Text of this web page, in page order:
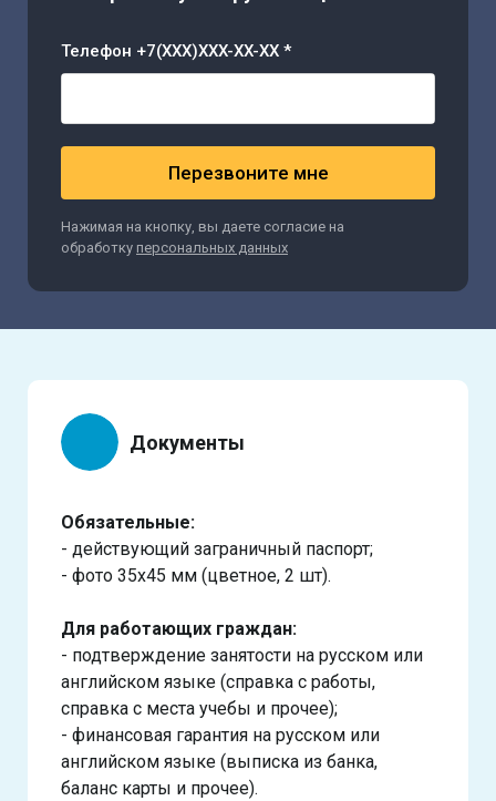
Телефон +7(XXX)XXX-XX-XX *
Перезвоните мне
Нажимая на кнопку, вы даете согласие на
обработку персональных данных
Документы
Обязательные:
- действующий заграничный паспорт;
- фото 35х45 мм (цветное, 2 шт).
Для работающих граждан:
- подтверждение занятости на русском или
английском языке (справка с работы,
справка с места учебы и прочее);
- финансовая гарантия на русском или
английском языке (выписка из банка,
баланс карты и прочее).